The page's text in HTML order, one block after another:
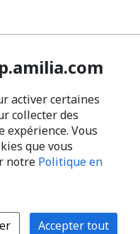
activer certaines
collecter des
expérience. Vous
que vous
notre Politique en
Accepter tout